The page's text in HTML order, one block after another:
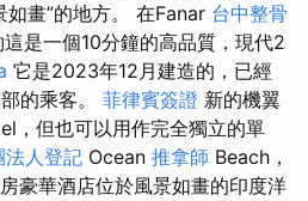
如畫”的地方。 在Fanar 台中整骨
是一個10分鐘的高品質，現代2
它是2023年12月建造的，已經
的乘客。 菲律賓簽證 新的機翼
，但也可以用作完全獨立的單
法人登記 Ocean 推拿師 Beach，
豪華酒店位於風景如畫的印度洋